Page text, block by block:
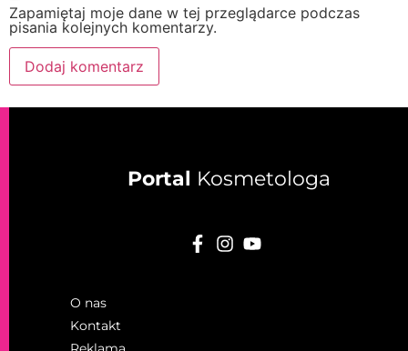
Zapamiętaj moje dane w tej przeglądarce podczas
pisania kolejnych komentarzy.
Portal Kosmetologa
O nas
Kontakt